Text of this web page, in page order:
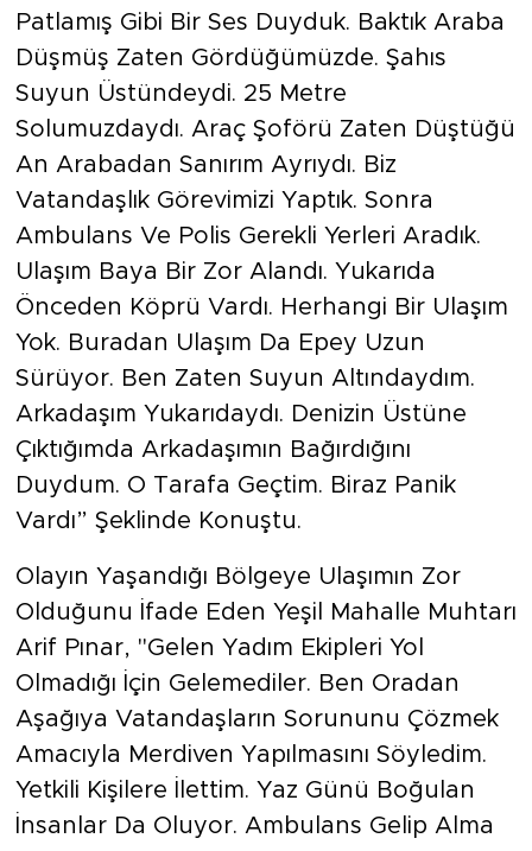
Patlamış Gibi Bir Ses Duyduk. Baktık Araba
Düşmüş Zaten Gördüğümüzde. Şahıs
Suyun Üstündeydi. 25 Metre
Solumuzdaydı. Araç Şoförü Zaten Düştüğü
An Arabadan Sanırım Ayrıydı. Biz
Vatandaşlık Görevimizi Yaptık. Sonra
Ambulans Ve Polis Gerekli Yerleri Aradık.
Ulaşım Baya Bir Zor Alandı. Yukarıda
Önceden Köprü Vardı. Herhangi Bir Ulaşım
Yok. Buradan Ulaşım Da Epey Uzun
Sürüyor. Ben Zaten Suyun Altındaydım.
Arkadaşım Yukarıdaydı. Denizin Üstüne
Çıktığımda Arkadaşımın Bağırdığını
Duydum. O Tarafa Geçtim. Biraz Panik
Vardı” Şeklinde Konuştu.
Olayın Yaşandığı Bölgeye Ulaşımın Zor
Olduğunu İfade Eden Yeşil Mahalle Muhtarı
Arif Pınar, "Gelen Yadım Ekipleri Yol
Olmadığı İçin Gelemediler. Ben Oradan
Aşağıya Vatandaşların Sorununu Çözmek
Amacıyla Merdiven Yapılmasını Söyledim.
Yetkili Kişilere İlettim. Yaz Günü Boğulan
İnsanlar Da Oluyor. Ambulans Gelip Alma